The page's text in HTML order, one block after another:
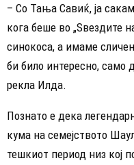
– Со Тања Савиќ, ја
кога беше во „Ѕвездите
синокоса, а имаме
би било интересно, само
рекла Илда.
Познато е дека
кума на семејството
тешкиот период низ кој